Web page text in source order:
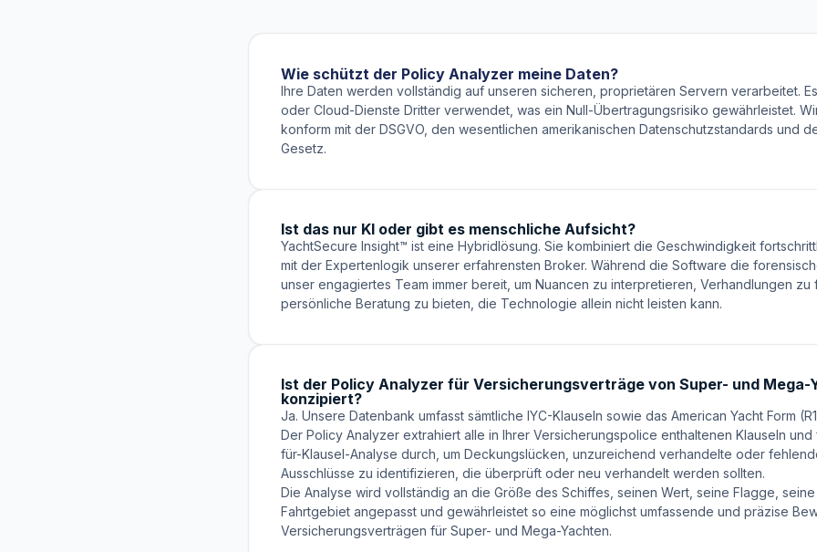
Wie schützt der Policy Analyzer meine Daten?
Ihre Daten werden vollständig auf unseren sicheren, proprietären Servern verarbeitet.
oder Cloud-Dienste Dritter verwendet, was ein Null-Übertragungsrisiko gewährleistet.
konform mit der DSGVO, den wesentlichen amerikanischen Datenschutzstandards und
Gesetz.
Ist das nur KI oder gibt es menschliche Aufsicht?
YachtSecure Insight™ ist eine Hybridlösung. Sie kombiniert die Geschwindigkeit
mit der Expertenlogik unserer erfahrensten Broker. Während die Software die
unser engagiertes Team immer bereit, um Nuancen zu interpretieren, Verhandlungen zu
persönliche Beratung zu bieten, die Technologie allein nicht leisten kann.
Ist der Policy Analyzer für Versicherungsverträge von Super- und Mega-
konzipiert?
Ja. Unsere Datenbank umfasst sämtliche IYC-Klauseln sowie das American Yacht Form
Der Policy Analyzer extrahiert alle in Ihrer Versicherungspolice enthaltenen Klauseln
für-Klausel-Analyse durch, um Deckungslücken, unzureichend verhandelte oder
Ausschlüsse zu identifizieren, die überprüft oder neu verhandelt werden sollten.
Die Analyse wird vollständig an die Größe des Schiffes, seinen Wert, seine Flagge,
Fahrtgebiet angepasst und gewährleistet so eine möglichst umfassende und präzise
Versicherungsverträgen für Super- und Mega-Yachten.